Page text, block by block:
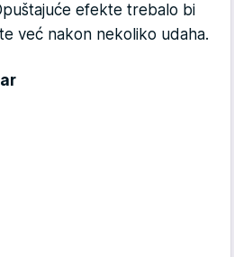
efekte trebalo bi
već nakon nekoliko udaha.